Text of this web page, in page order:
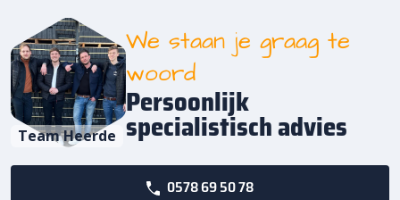
Team Heerde
We staan je graag te
woord
Persoonlijk
specialistisch advies
0578 69 50 78